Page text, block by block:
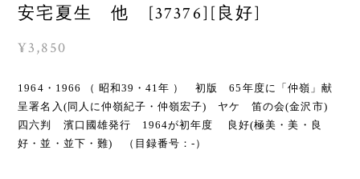
安宅夏生 他 [37376][良好]
¥3,850
1964・1966 （ 昭和39・41年 ） 初版 65年度に「仲嶺」献
呈署名入(同人に仲嶺紀子・仲嶺宏子) ヤケ 笛の会(金沢市)
四六判 濱口國雄発行 1964が初年度 良好(極美・美・良
好・並・並下・難) （目録番号：-）